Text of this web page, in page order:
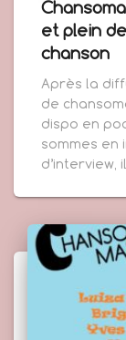
et plein
chanson
Après la
de
dispo en
sommes en
d’interview,